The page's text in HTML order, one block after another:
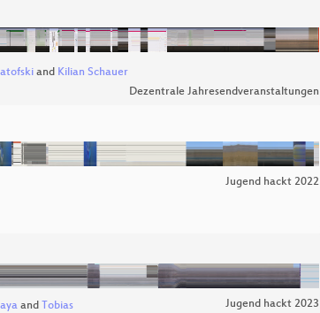
and Kilian Schauer
Dezentrale Jahresendveranstaltungen
Jugend hackt 2022
and Tobias Jugend hackt 2023